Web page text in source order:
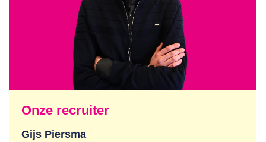
Onze recruiter
Gijs Piersma